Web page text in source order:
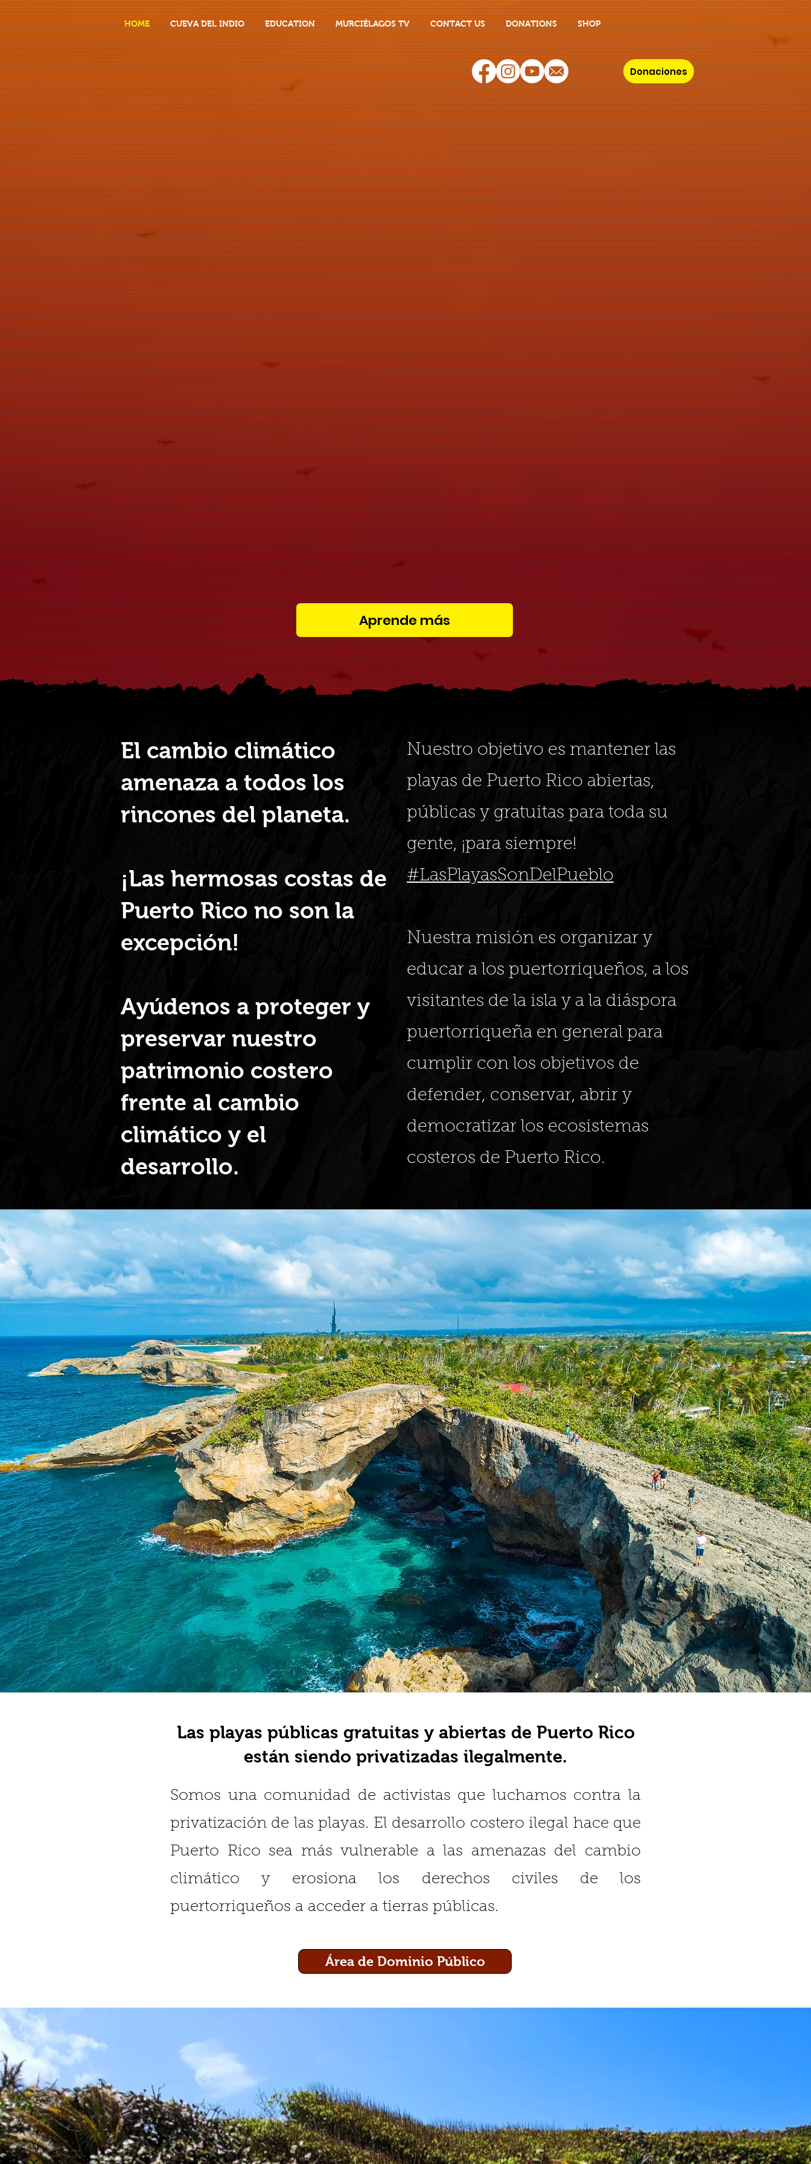
HOME CUEVA DEL INDIO EDUCATION MURCIÉLAGOS TV CONTACT US DONATIONS SHOP
Donaciones
Aprende más
El cambio climático
amenaza a todos los
rincones del planeta.
¡Las hermosas costas de
Puerto Rico no son la
excepción!
Ayúdenos a proteger y
preservar nuestro
patrimonio costero
frente al cambio
climático y el
desarrollo.
Nuestro objetivo es mantener las
playas de Puerto Rico abiertas,
públicas y gratuitas para toda su
gente, ¡para siempre!
#LasPlayasSonDelPueblo
Nuestra misión es organizar y
educar a los puertorriqueños, a los
visitantes de la isla y a la diáspora
puertorriqueña en general para
cumplir con los objetivos de
defender, conservar, abrir y
democratizar los ecosistemas
costeros de Puerto Rico.
Las playas públicas gratuitas y abiertas de Puerto Rico
están siendo privatizadas ilegalmente.
Somos una comunidad de activistas que luchamos contra la
privatización de las playas. El desarrollo costero ilegal hace que
Puerto Rico sea más vulnerable a las amenazas del cambio
climático y erosiona los derechos civiles de los
puertorriqueños a acceder a tierras públicas.
Área de Dominio Público